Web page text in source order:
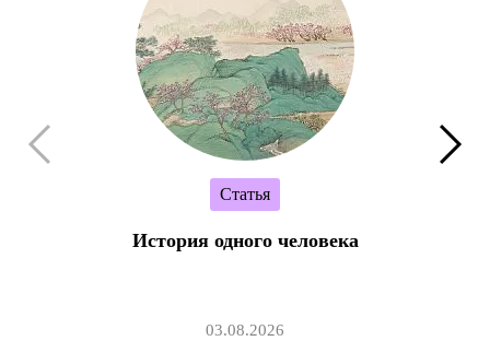
Статья
История одного человека
03.08.2026